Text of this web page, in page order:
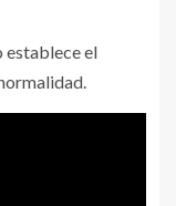
establece el